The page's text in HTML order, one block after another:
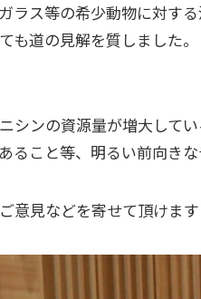
ラス等の希少動物に対す
も道の見解を質しました。
シンの資源量が増大して
ること等、明るい前向き
意見などを寄せて頂けます